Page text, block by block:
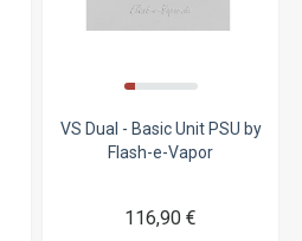
VS Dual - Basic Unit PSU by
Flash-e-Vapor
116,90 €